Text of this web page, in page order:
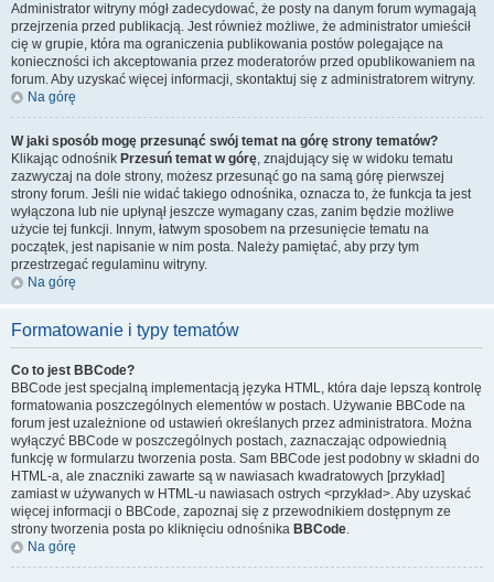
Administrator witryny mógł zadecydować, że posty na danym forum wymagają
przejrzenia przed publikacją. Jest również możliwe, że administrator umieścił
cię w grupie, która ma ograniczenia publikowania postów polegające na
konieczności ich akceptowania przez moderatorów przed opublikowaniem na
forum. Aby uzyskać więcej informacji, skontaktuj się z administratorem witryny.
Na górę
W jaki sposób mogę przesunąć swój temat na górę strony tematów?
Klikając odnośnik Przesuń temat w górę, znajdujący się w widoku tematu
zazwyczaj na dole strony, możesz przesunąć go na samą górę pierwszej
strony forum. Jeśli nie widać takiego odnośnika, oznacza to, że funkcja ta jest
wyłączona lub nie upłynął jeszcze wymagany czas, zanim będzie możliwe
użycie tej funkcji. Innym, łatwym sposobem na przesunięcie tematu na
początek, jest napisanie w nim posta. Należy pamiętać, aby przy tym
przestrzegać regulaminu witryny.
Na górę
Formatowanie i typy tematów
Co to jest BBCode?
BBCode jest specjalną implementacją języka HTML, która daje lepszą kontrolę
formatowania poszczególnych elementów w postach. Używanie BBCode na
forum jest uzależnione od ustawień określanych przez administratora. Można
wyłączyć BBCode w poszczególnych postach, zaznaczając odpowiednią
funkcję w formularzu tworzenia posta. Sam BBCode jest podobny w składni do
HTML-a, ale znaczniki zawarte są w nawiasach kwadratowych [przykład]
zamiast w używanych w HTML-u nawiasach ostrych <przykład>. Aby uzyskać
więcej informacji o BBCode, zapoznaj się z przewodnikiem dostępnym ze
strony tworzenia posta po kliknięciu odnośnika BBCode.
Na górę